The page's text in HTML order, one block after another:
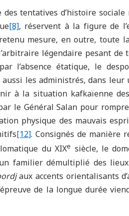
des tentatives d’histoire
[8], réservent à la figure de
mesure, en outre, toute
légendaire pesant de
l’absence étatique, le
aussi les administrés, dans
à la situation kafkaïenne
le Général Salan pour
physique des mauvais
[12]. Consignés de manière
du XIXe siècle, le
familier démultiplié des
aux accents orientalisants
de la longue durée